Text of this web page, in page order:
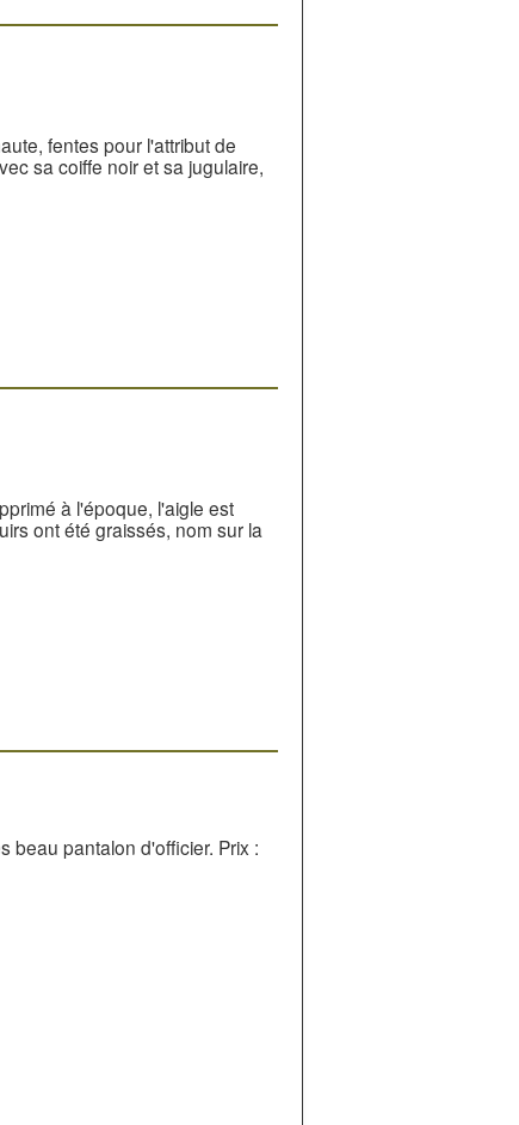
fentes pour l'attribut de
sa coiffe noir et sa jugulaire,
à l'époque, l'aigle est
ont été graissés, nom sur la
beau pantalon d'officier. Prix :